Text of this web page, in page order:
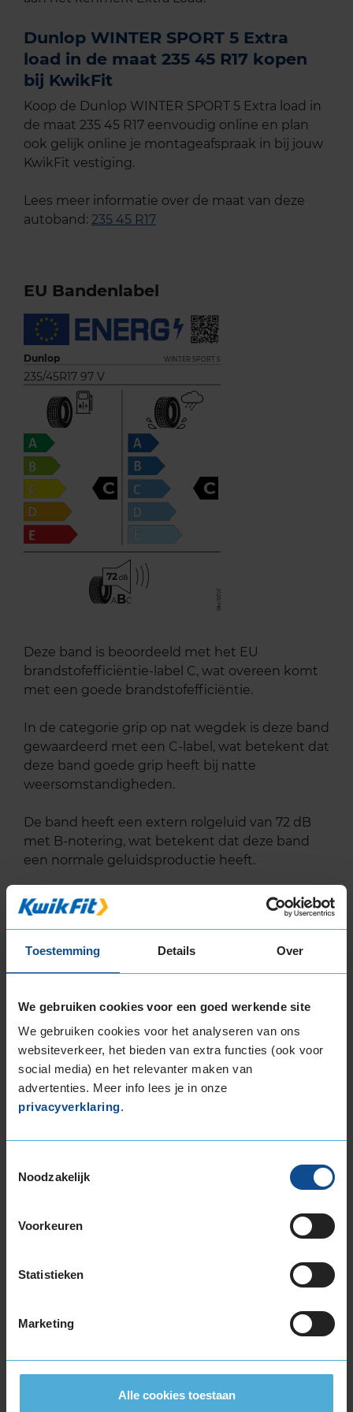
Toestemming Details Over
We gebruiken cookies voor een goed werkende site
We gebruiken cookies voor het analyseren van ons
websiteverkeer, het bieden van extra functies (ook voor
social media) en het relevanter maken van
advertenties. Meer info lees je in onze
privacyverklaring.
Noodzakelijk
Voorkeuren
Statistieken
Marketing
Alle cookies toestaan
Dunlop WINTER SPORT 5 Extra
load in de maat 235 45 R17 kopen
bij KwikFit
Koop de Dunlop WINTER SPORT 5 Extra load in
de maat 235 45 R17 eenvoudig online en plan
ook gelijk online je montageafspraak in bij jouw
KwikFit vestiging.
Lees meer informatie over de maat van deze
autoband: 235 45 R17
EU Bandenlabel
Dunlop WINTER SPORT 5
235/45R17 97 V
C C
72
ABC
Deze band is beoordeeld met het EU
brandstofefficiëntie-label C, wat overeen komt
met een goede brandstofefficiëntie.
In de categorie grip op nat wegdek is deze band
gewaardeerd met een C-label, wat betekent dat
deze band goede grip heeft bij natte
weersomstandigheden.
De band heeft een extern rolgeluid van 72 dB
met B-notering, wat betekent dat deze band
een normale geluidsproductie heeft.
Wil je nog meer informatie over het
bandenlabel van deze band, klik dan
A-merk alternatief
Bridgestone BLIZZAK 6
Winterband 235/45 R17 97V
70dB
€ 264,00
Bandenmontagepakketten
Kies je
bandenmaat omvang (inch)